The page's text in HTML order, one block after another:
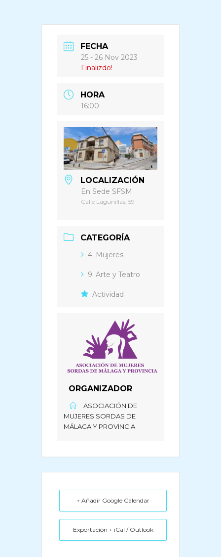
FECHA
25 - 26 Nov 2023
Finalizdo!
HORA
16:00
LOCALIZACIÓN
En Sede SFSM
Calle Lagunillas, 59
CATEGORÍA
4. Mujeres
9. Arte y Teatro
Actividad
ORGANIZADOR
ASOCIACIÓN DE
MUJERES SORDAS DE
MÁLAGA Y PROVINCIA
+ Añadir Google Calendar
Exportación + iCal / Outlook